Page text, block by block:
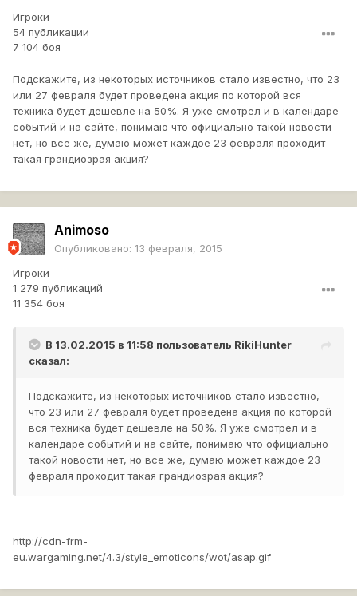
Игроки
54 публикации
7 104 боя
Подскажите, из некоторых источников стало известно, что 23
или 27 февраля будет проведена акция по которой вся
техника будет дешевле на 50%. Я уже смотрел и в календаре
событий и на сайте, понимаю что официально такой новости
нет, но все же, думаю может каждое 23 февраля проходит
такая грандиозрая акция?
Animoso
Опубликовано: 13 февраля, 2015
Игроки
1 279 публикаций
11 354 боя
В 13.02.2015 в 11:58 пользователь RikiHunter
сказал:
Подскажите, из некоторых источников стало известно,
что 23 или 27 февраля будет проведена акция по которой
вся техника будет дешевле на 50%. Я уже смотрел и в
календаре событий и на сайте, понимаю что официально
такой новости нет, но все же, думаю может каждое 23
февраля проходит такая грандиозрая акция?
http://cdn-frm-
eu.wargaming.net/4.3/style_emoticons/wot/asap.gif